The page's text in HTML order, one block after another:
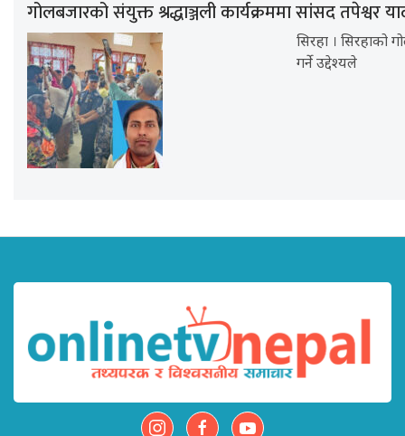
गोलबजारको संयुक्त श्रद्धाञ्जली कार्यक्रममा सांसद तपेश्वर
सिरहा । सिरहाको
गर्ने उद्देश्यले